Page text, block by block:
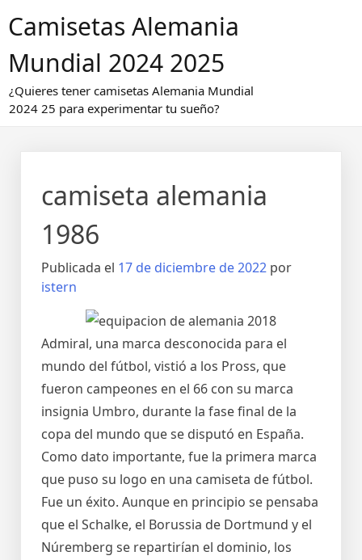
alCamisetas Alemania
Mundial 2024 2025
¿Quieres tener camisetas Alemania Mundial
2024 25 para experimentar tu sueño?
camiseta alemania
1986
Publicada el 17 de diciembre de 2022 por
istern
Admiral, una marca desconocida para el
mundo del fútbol, vistió a los Pross, que
fueron campeones en el 66 con su marca
insignia Umbro, durante la fase final de la
copa del mundo que se disputó en España.
Como dato importante, fue la primera marca
que puso su logo en una camiseta de fútbol.
Fue un éxito. Aunque en principio se pensaba
que el Schalke, el Borussia de Dortmund y el
Núremberg se repartirían el dominio, los